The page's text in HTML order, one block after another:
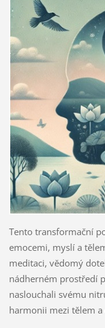
Tento transformační
emocemi, myslí a
meditaci, vědomý
nádherném prostředí
naslouchali svému
harmonii mezi tělem a